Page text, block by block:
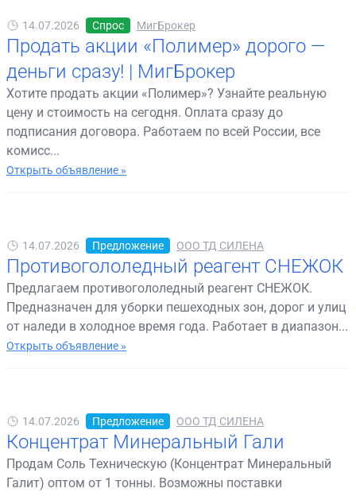
14.07.2026 Спрос МигБрокер
Продать акции «Полимер» дорого —
деньги сразу! | МигБрокер
Хотите продать акции «Полимер»? Узнайте реальную
цену и стоимость на сегодня. Оплата сразу до
подписания договора. Работаем по всей России, все
комисс...
Открыть объявление »
14.07.2026 Предложение ООО ТД СИЛЕНА
Противогололедный реагент СНЕЖОК
Предлагаем противогололедный реагент СНЕЖОК.
Предназначен для уборки пешеходных зон, дорог и улиц
от наледи в холодное время года. Работает в диапазон...
Открыть объявление »
14.07.2026 Предложение ООО ТД СИЛЕНА
Концентрат Минеральный Гали
Продам Соль Техническую (Концентрат Минеральный
Галит) оптом от 1 тонны. Возможны поставки